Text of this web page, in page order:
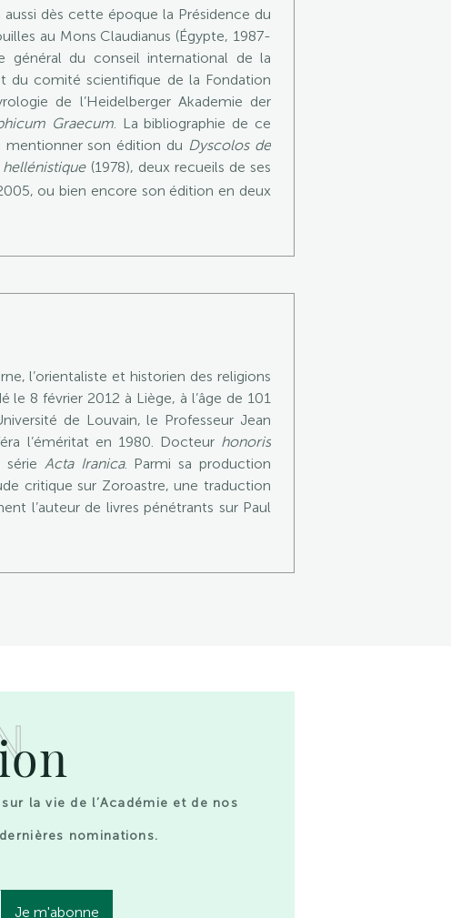
dès cette époque la Présidence du
au Mons Claudianus (Égypte, 1987-
général du conseil international de la
du comité scientifique de la Fondation
de l’Heidelberger Akademie der
Graecum. La bibliographie de ce
son édition du Dyscolos de
(1978), deux recueils de ses
ou bien encore son édition en deux
l’orientaliste et historien des religions
8 février 2012 à Liège, à l’âge de 101
de Louvain, le Professeur Jean
l’éméritat en 1980. Docteur honoris
Acta Iranica. Parmi sa production
critique sur Zoroastre, une traduction
l’auteur de livres pénétrants sur Paul
la vie de l’Académie et de nos
nominations.